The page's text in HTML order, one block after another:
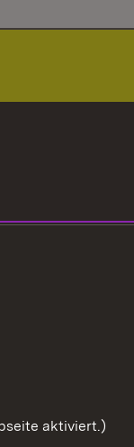
aktiviert.)